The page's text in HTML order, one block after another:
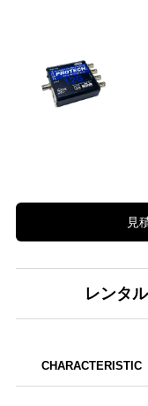
見
レンタ
CHARACTERISTIC